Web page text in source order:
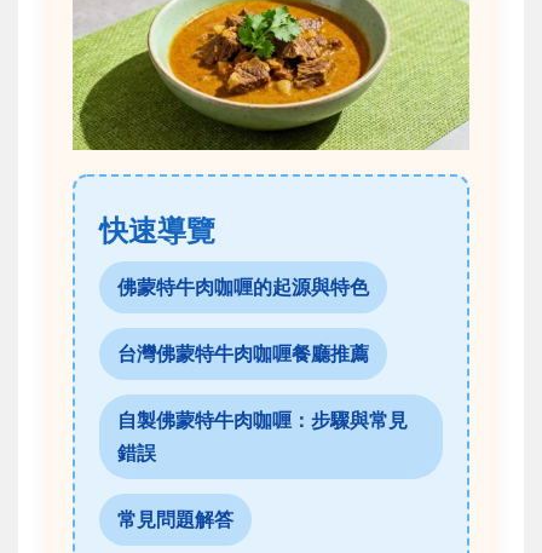
快速導覽
佛蒙特牛肉咖喱的起源與特色
台灣佛蒙特牛肉咖喱餐廳推薦
自製佛蒙特牛肉咖喱：步驟與常見
錯誤
常見問題解答